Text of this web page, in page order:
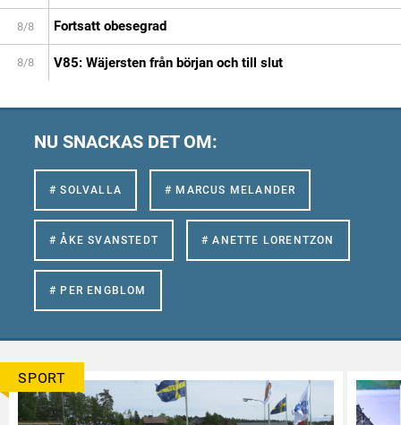
8/8 Fortsatt obesegrad
8/8 V85: Wäjersten från början och till slut
NU SNACKAS DET OM:
# SOLVALLA # MARCUS MELANDER
# ÅKE SVANSTEDT # ANETTE LORENTZON
# PER ENGBLOM
SPORT